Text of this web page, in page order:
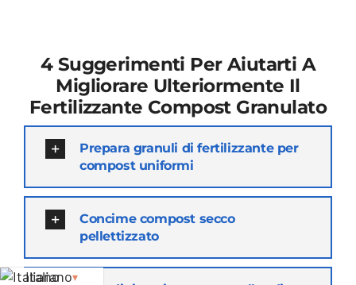
4 Suggerimenti Per Aiutarti A
Migliorare Ulteriormente Il
Fertilizzante Compost Granulato
Prepara granuli di fertilizzante per
compost uniformi
Concime compost secco
pellettizzato
Italiano